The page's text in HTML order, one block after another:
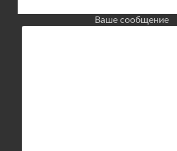
Ваше сообщение